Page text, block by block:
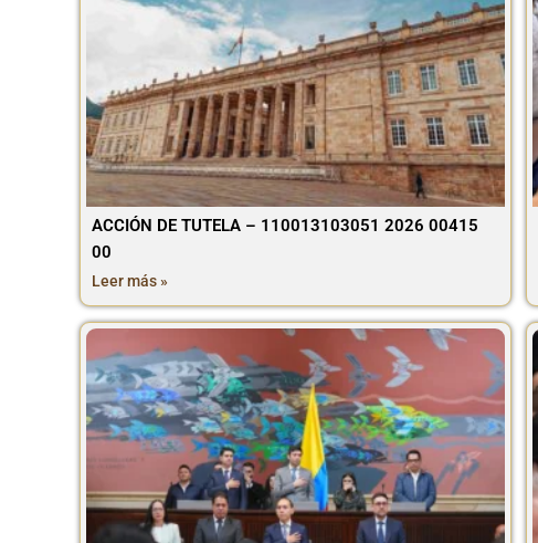
ACCIÓN DE TUTELA – 110013103051 2026 00415
00
Leer más »